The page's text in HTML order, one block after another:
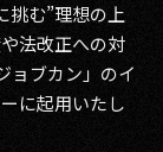
挑む”理想の上
法改正への対
ョブカン」のイ
に起用いたし